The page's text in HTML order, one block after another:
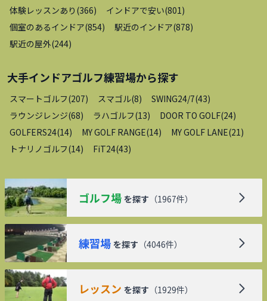
体験レッスンあり (366) インドアで安い(801 )
個室のあるインドア(854) 駅近のインドア(878)
駅近の屋外(244)
大手インドアゴルフ練習場から探す
スマートゴルフ(207) スマゴル(8) SWING24/7(43)
ラウンジレンジ(68) ラハゴルフ(13) DOOR TO GOLF(24)
GOLFERS24(14) MY GOLF RANGE(14) MY GOLF LANE(21 )
トナリノゴルフ(14) FiT24(43)
ゴルフ場 を探す （1967件）
練習場 を探す （4046件）
レッスン を探す （1929件）